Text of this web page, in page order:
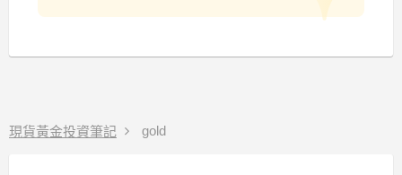
現貨黃金投資筆記 gold